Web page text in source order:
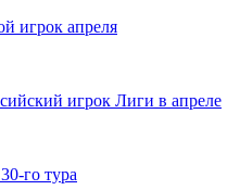
игрок апреля
игрок Лиги в апреле
го тура